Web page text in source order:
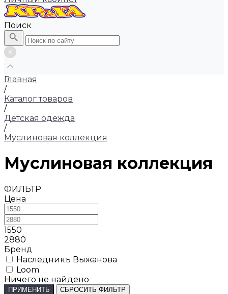
Поиск
Главная
/
Каталог товаров
/
Детская одежда
/
Муслиновая коллекция
Муслиновая коллекция
ФИЛЬТР
Цена
1550
2880
Бренд
Наследникъ Выжанова
Loom
Ничего не найдено
ПРИМЕНИТЬ СБРОСИТЬ ФИЛЬТР